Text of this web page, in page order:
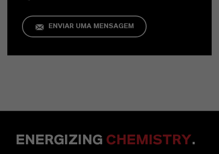
ENVIAR UMA MENSAGEM
ENERGIZING CHEMISTRY.